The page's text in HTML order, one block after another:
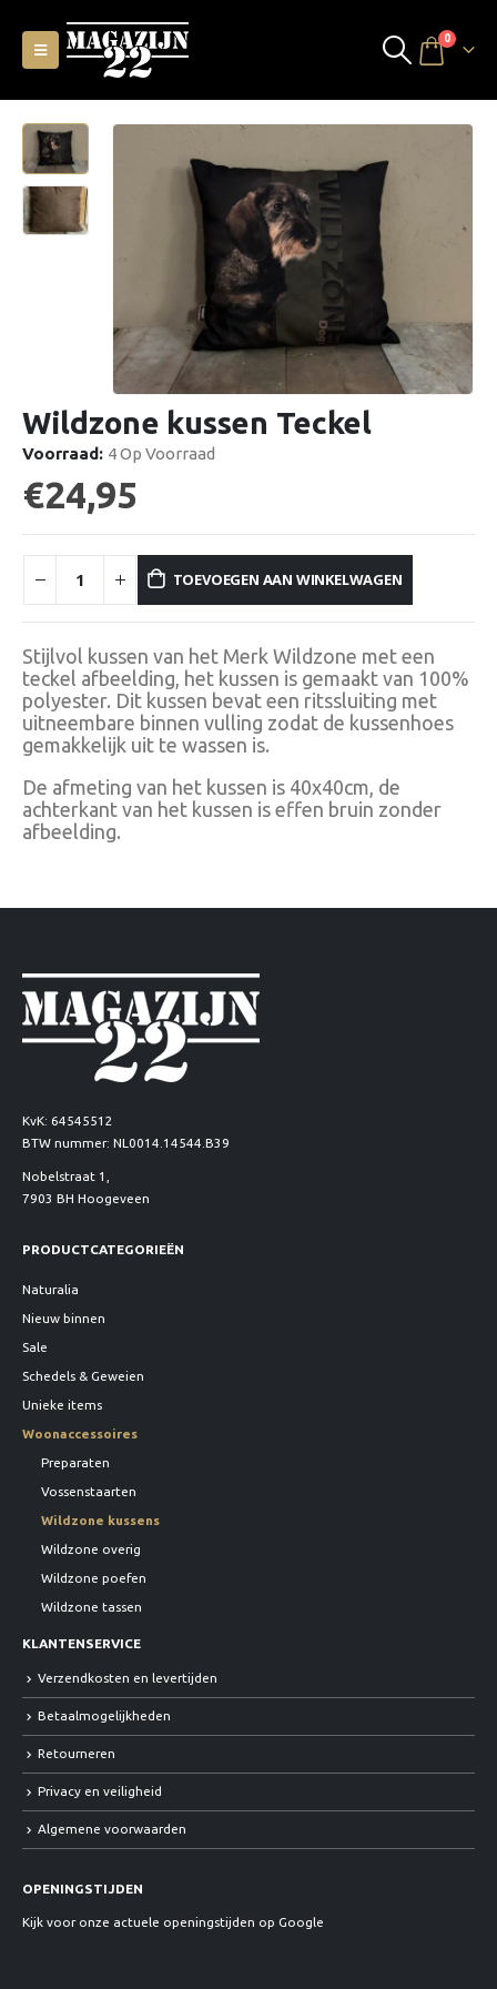
0
Wildzone kussen Teckel
Voorraad: 4 Op Voorraad
€24,95
TOEVOEGEN AAN WINKELWAGEN
Stijlvol kussen van het Merk Wildzone met een
teckel afbeelding, het kussen is gemaakt van 100%
polyester. Dit kussen bevat een ritssluiting met
uitneembare binnen vulling zodat de kussenhoes
gemakkelijk uit te wassen is.
De afmeting van het kussen is 40x40cm, de
achterkant van het kussen is effen bruin zonder
afbeelding.
KvK: 64545512
BTW nummer: NL0014.14544.B39
Nobelstraat 1,
7903 BH Hoogeveen
PRODUCTCATEGORIEËN
Naturalia
Nieuw binnen
Sale
Schedels & Geweien
Unieke items
Woonaccessoires
Preparaten
Vossenstaarten
Wildzone kussens
Wildzone overig
Wildzone poefen
Wildzone tassen
KLANTENSERVICE
Verzendkosten en levertijden
Betaalmogelijkheden
Retourneren
Privacy en veiligheid
Algemene voorwaarden
OPENINGSTIJDEN
Kijk voor onze actuele openingstijden op Google